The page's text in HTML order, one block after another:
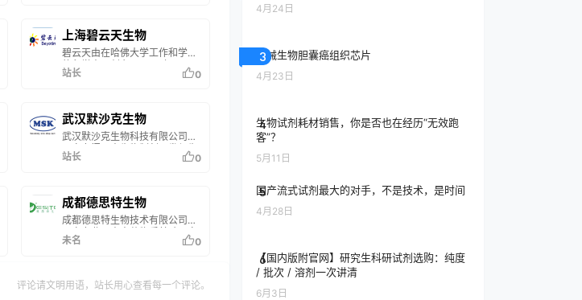
湖北省武汉市，旗下现有大械生
物（DASE.BIO）、大械医疗
（DASE.MD）、大械医学
（DASE.SCI）、大械实验室
（DASE.LAB）、大械器械
（DASE.ST）。
上海碧云天生物
碧云天由在哈佛大学工作和学习
的留学人员创办于2001年。20
余年来专注于自主研发和生产。
“小巨人”企业，并进一步入选建
议支持的国家级专精特新“小巨
人”企业，也是上海市科技小巨
人企业、G60科创走廊领军企
业、G60科创走廊科创新驱动
站长 0
武汉默沙克生物‍‍‍‍
武汉默沙克生物‍‍‍‍科技有限公司是
一家专门从事生物制剂研发与生
产的企业。目前可提供各种抗
的高品质产品，服务涉及分子生
物学、细胞生物学、免疫学等生
命科学领域。 企业拥有一支‍‍‍‍由检
验、生命科学、化工等专业人才
组成的集研发生产、销售管理和
备，并与知名高校、研究机构、
重点企业等建立战略合作…
站长 0
成都德思特生物
成都德思特生物技术有限公司是
一家专业从事中药物质基础研究
及天然化合物纯化分离、中药化
科技园区，集研发、生产、销售
于一体，经营面积4000余平方
未名 0
评论请文明用语，站长用心查看每一个评论。
4月24日
3
大械生物胆囊癌组织芯片
4月23日
4
生物试剂耗材销售，你是否也在经历“无效跑
客”？
5月11日
5
国产流式试剂最大的对手，不是技术，是时间
4月28日
6
【国内版附官网】研究生科研试剂选购：纯度
/ 批次 / 溶剂一次讲清
6月3日